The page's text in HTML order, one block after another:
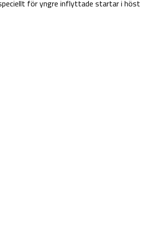
för yngre inflyttade startar i höst